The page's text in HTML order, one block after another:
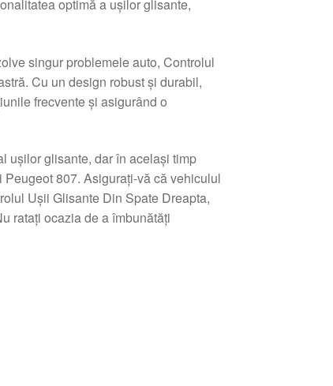
optimă a ușilor glisante,
singur problemele auto, Controlul
Cu un design robust și durabil,
frecvente și asigurând o
ușilor glisante, dar în același timp
807. Asigurați-vă că vehiculul
Ușii Glisante Din Spate Dreapta,
ratați ocazia de a îmbunătăți